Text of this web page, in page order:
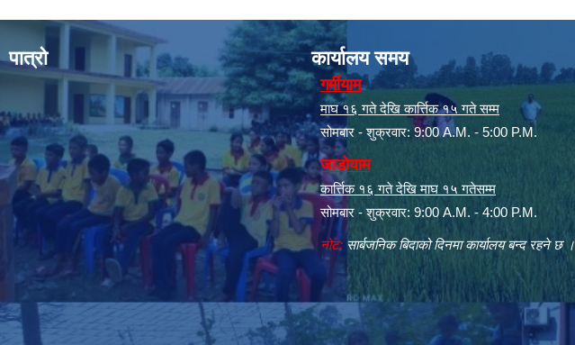
पात्रो कार्यालय समय
गर्मीयाम
माघ १६ गते देखि कार्त्तिक १५ गते सम्म
सोमबार - शुक्रवार: 9:00 A.M. - 5:00 P.M.
जाडोयाम
कार्त्तिक १६ गते देखि माघ १५ गतेसम्म
सोमबार - शुक्रवार: 9:00 A.M. - 4:00 P.M.
नोट: सार्बजनिक बिदाको दिनमा कार्यालय बन्द रहने छ ।